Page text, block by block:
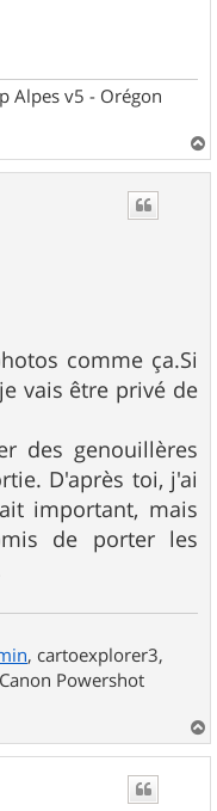
Alpes v5 - Orégon
a
comme ça.Si
vais être privé de
des genouillères
D'après toi, j'ai
important, mais
de porter les
, cartoexplorer3,
Powershot
a